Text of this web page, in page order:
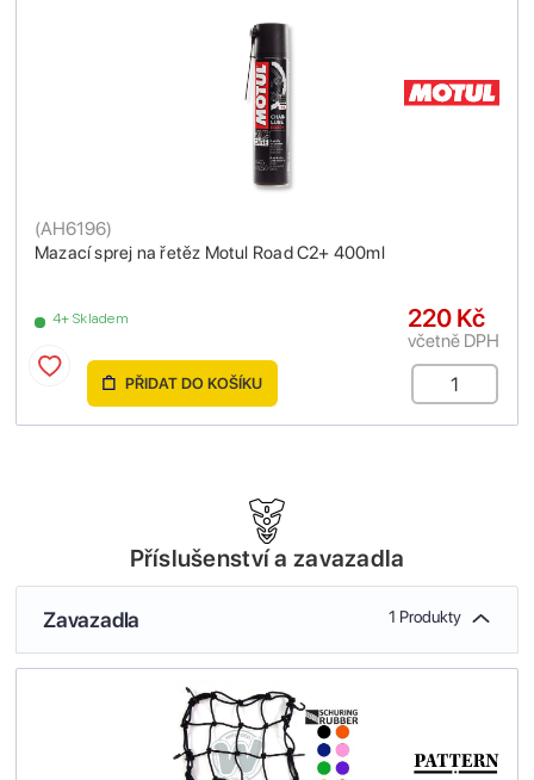
Mazací sprej na řetěz Motul Road C2+ 400ml
(AH6196)
4+ Skladem 220 Kč
včetně DPH
PŘIDAT DO KOŠÍKU
Příslušenství a zavazadla
Zavazadla 1 Produkty